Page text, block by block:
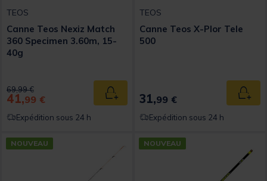
TEOS
Canne Teos Nexiz Match
360 Specimen 3.60m, 15-
40g
Price reduced from
69,99 €to
41,99 € Ajouter au panier
Expédition sous 24 h
TEOS
Canne Teos X-Plor Tele
500
31,99 €
Expédition sous 24 h
NOUVEAU NOUVEAU